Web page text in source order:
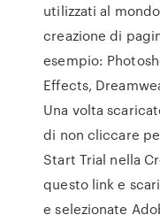
utilizzati al
creazione di
esempio:
Effects,
Una volta
di non cliccare
Start Trial nella
questo link e
e selezionate